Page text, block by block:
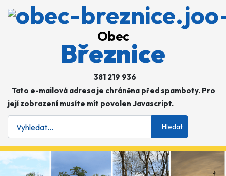
Obec
Březnice
381 219 936
Tato e-mailová adresa je chráněna před spamboty. Pro
její zobrazení musíte mít povolen Javascript.
Hledat